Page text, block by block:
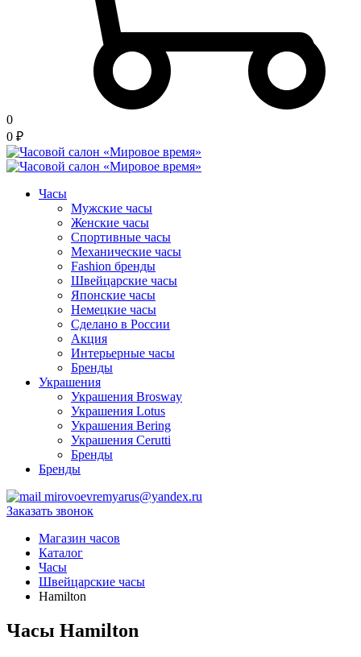
0
0 ₽
Часы
Мужские часы
Женские часы
Спортивные часы
Механические часы
Fashion бренды
Швейцарские часы
Японские часы
Немецкие часы
Сделано в России
Акция
Интерьерные часы
Бренды
Украшения
Украшения Brosway
Украшения Lotus
Украшения Bering
Украшения Cerutti
Бренды
Бренды
mirovoevremyarus@yandex.ru
Заказать звонок
Магазин часов
Каталог
Часы
Швейцарские часы
Hamilton
Часы Hamilton